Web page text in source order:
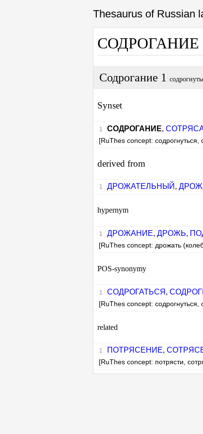
Thesaurus of Russian
СОДРОГАНИЕ
Содрогание 1
Synset
СОДРОГАНИЕ,
[RuThes concept: содрогнуться,
derived from
ДРОЖАТЕЛЬНЫЙ ,
hypernym
ДРОЖАНИЕ, ДРОЖЬ,
[RuThes concept: дрожать
POS-synonymy
СОДРОГАТЬСЯ ,
[RuThes concept: содрогнуться,
related
ПОТРЯСЕНИЕ,
[RuThes concept: потрясти,